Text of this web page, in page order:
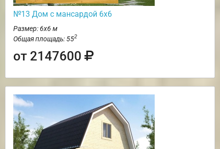
№13 Дом с мансардой 6х6
Размер: 6х6 м
Общая площадь: 552
от 2147600